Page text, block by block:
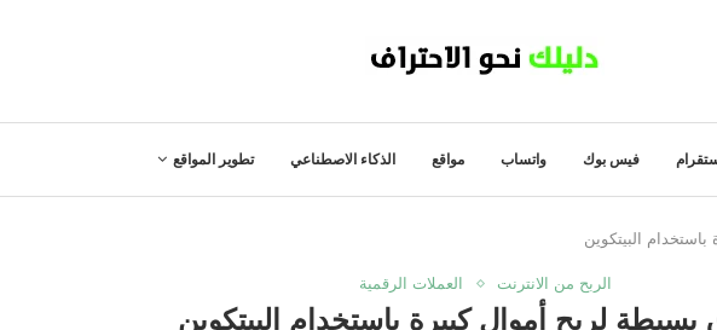
فيس بوك واتساب مواقع الذكاء الاصطناعي تطوير المواقع
الربح من الانترنت العملات الرقمية